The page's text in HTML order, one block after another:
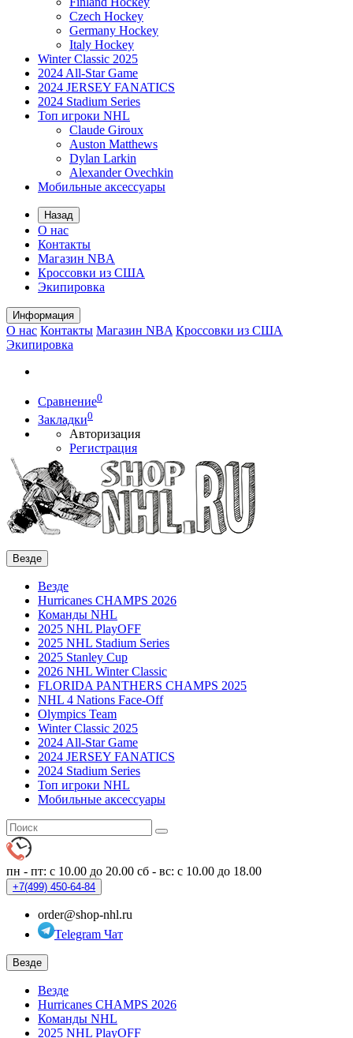
Czech Hockey
Germany Hockey
Italy Hockey
Winter Classic 2025
2024 All-Star Game
2024 JERSEY FANATICS
2024 Stadium Series
Топ игроки NHL
Claude Giroux
Auston Matthews
Dylan Larkin
Alexander Ovechkin
Мобильные аксессуары
Назад
О нас
Контакты
Магазин NBA
Кроссовки из США
Экипировка
Информация
О нас Контакты Магазин NBA Кроссовки из США
Экипировка
Сравнение0
Закладки0
Авторизация
Регистрация
Везде
Везде
Hurricanes CHAMPS 2026
Команды NHL
2025 NHL PlayOFF
2025 NHL Stadium Series
2025 Stanley Cup
2026 NHL Winter Classic
FLORIDA PANTHERS CHAMPS 2025
NHL 4 Nations Face-Off
Olympics Team
Winter Classic 2025
2024 All-Star Game
2024 JERSEY FANATICS
2024 Stadium Series
Топ игроки NHL
Мобильные аксессуары
пн - пт: с 10.00 до 20.00 сб - вс: с 10.00 до 18.00
+7(499) 450-64-84
order@shop-nhl.ru
Telegram Чат
Везде
Везде
Hurricanes CHAMPS 2026
Команды NHL
2025 NHL PlayOFF